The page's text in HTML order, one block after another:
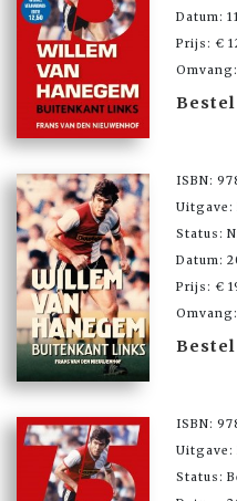
Datum:
Prijs: €
Bestel
ISBN:
Uitgave:
Status:
Datum:
Prijs: €
Bestel
ISBN:
Uitgave:
Status: